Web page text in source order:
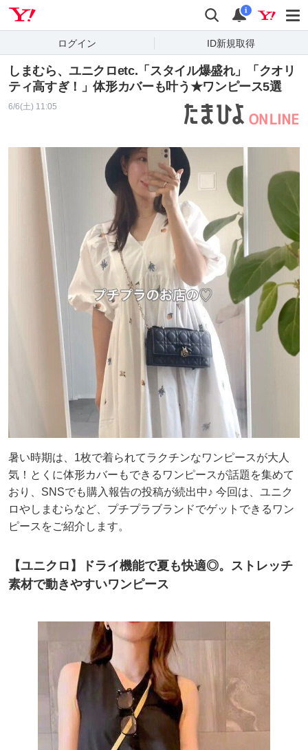
検索 通知
i
ログイン ID新規取得
しまむら、ユニクロetc.「スタイル爆盛れ」「クオリ
ティ高すぎ！」体形カバーも叶う★ワンピース5選
6/6(土) 11:05
暑い時期は、1枚で着られてラクチンなワンピースが大人
気！とくに体形カバーもできるワンピースが話題を集めて
おり、SNSでも購入報告の投稿が続出中♪ 今回は、ユニク
ロやしまむらなど、プチプラブランドでゲットできるワン
ピースをご紹介します。
【ユニクロ】ドライ機能で夏も快適◎。ストレッチ
素材で動きやすいワンピース